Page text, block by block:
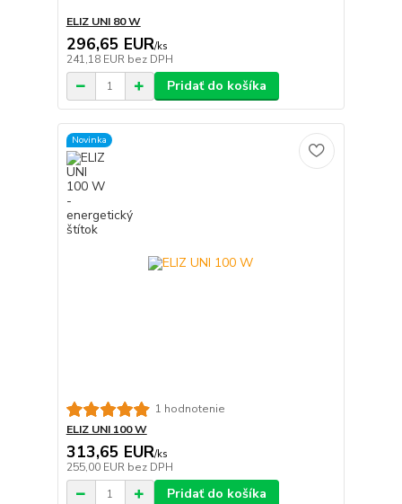
ELIZ UNI 80 W
296,65 EUR/ks
241,18 EUR bez DPH
Pridať do košíka
Novinka
1 hodnotenie
ELIZ UNI 100 W
313,65 EUR/ks
255,00 EUR bez DPH
Pridať do košíka